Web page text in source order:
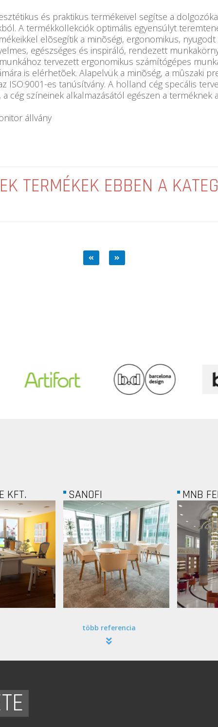
és praktikus termékeivel segítse a
A termékkollekciók optimális egyensúlyt
elõsegítik a minõségi, ergonomikus,
egészséges és inspiráló, rendezett
tervezett ergonomikus számítógépes
is elérhetõek. Alapelvük a minõség, a mûszaki
ISO:9001-es tanúsítvány. A holland cég specális
a cég színeinek alkalmazásától egészen a
állvány
TERMÉKEK EBBEN A
MNB FELÜGYELETI... INTRUM
több referencia